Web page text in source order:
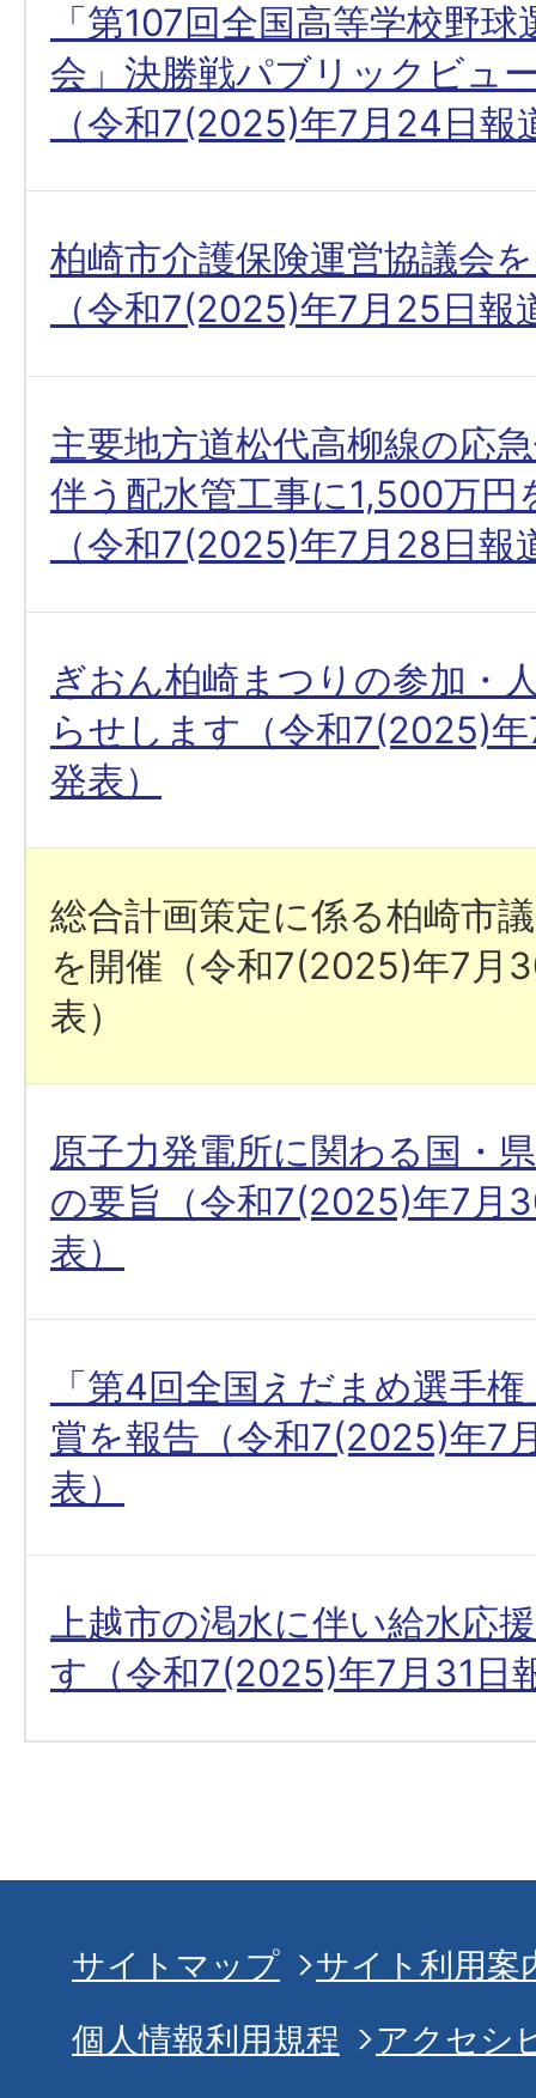
「第107回全国高等学校野
会」決勝戦パブリックビュ
（令和7(2025)年7月24日報
柏崎市介護保険運営協議会
（令和7(2025)年7月25日報
主要地方道松代高柳線の応
伴う配水管工事に1,500万円
（令和7(2025)年7月28日報
ぎおん柏崎まつりの参加・
らせします（令和7(2025)
発表）
総合計画策定に係る柏崎市
を開催（令和7(2025)年7月
表）
原子力発電所に関わる国・
の要旨（令和7(2025)年7月
表）
「第4回全国えだまめ選手
賞を報告（令和7(2025)年7
表）
上越市の渇水に伴い給水応
す（令和7(2025)年7月31日
サイトマップ
サイト利用案
個人情報利用規程
アクセシ